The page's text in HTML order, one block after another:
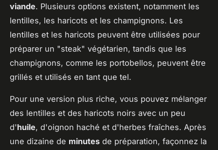
viande. Plusieurs options existent, notamment les
lentilles, les haricots et les champignons. Les
lentilles et les haricots peuvent être utilisées pour
préparer un "steak" végétarien, tandis que les
champignons, comme les portobellos, peuvent être
grillés et utilisés en tant que tel.
Pour une version plus riche, vous pouvez mélanger
des lentilles et des haricots noirs avec un peu
d'huile, d'oignon haché et d'herbes fraîches. Après
une dizaine de minutes de préparation, façonnez la